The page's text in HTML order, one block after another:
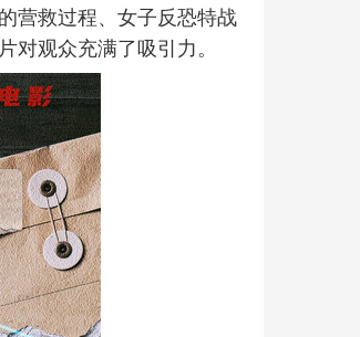
营救过程、女子反恐特战
观众充满了吸引力。